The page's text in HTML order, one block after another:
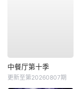
中餐厅第十季
更新至第20260807期